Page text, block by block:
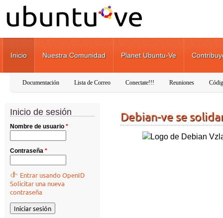
Pasar al contenido principal
Inicio Nuestra Comunidad Planet Ubuntu-Ve
Documentación Lista de Correo Conectate!!! Reuniones
Inicio de sesión
Nombre de usuario *
Contraseña *
Entrar usando OpenID
Solicitar una nueva
contraseña
Debian-ve se